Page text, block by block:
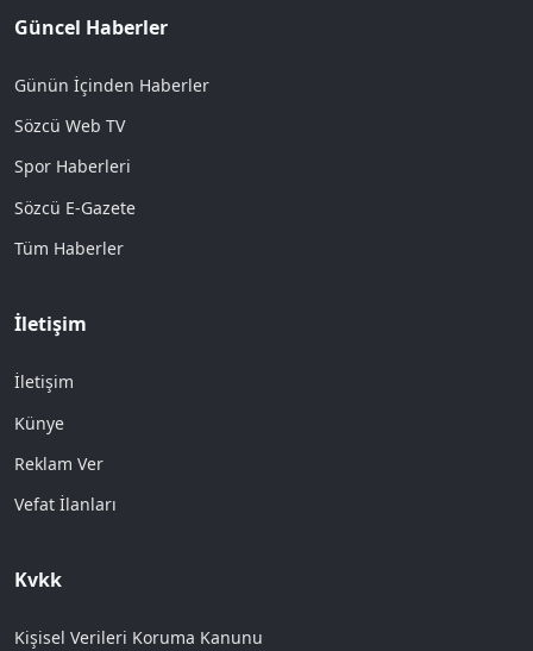
Güncel Haberler
Günün İçinden Haberler
Sözcü Web TV
Spor Haberleri
Sözcü E-Gazete
Tüm Haberler
İletişim
İletişim
Künye
Reklam Ver
Vefat İlanları
Kvkk
Kişisel Verileri Koruma Kanunu